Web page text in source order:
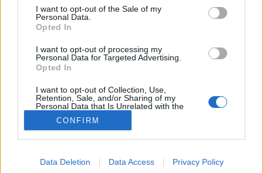
consent section.
I want to opt-out of the Sale of my
Personal Data.
Opted In
I want to opt-out of processing my
Personal Data for Targeted Advertising.
Opted In
I want to opt-out of Collection, Use,
Retention, Sale, and/or Sharing of my
Personal Data that Is Unrelated with the
Purposes for which it was collected.
Opted Out
CONFIRM
Data Deletion Data Access Privacy Policy
2026. május 27. 08:04
Küldés Küldés Messengeren